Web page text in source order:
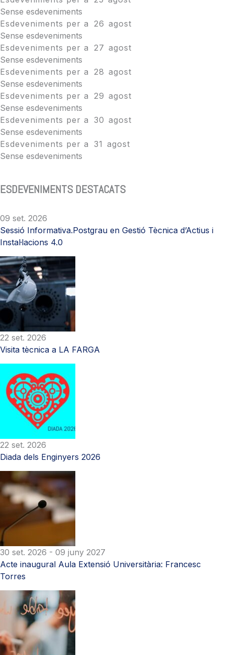
Sense esdeveniments
Esdeveniments per a
26 agost
Sense esdeveniments
Esdeveniments per a
27 agost
Sense esdeveniments
Esdeveniments per a
28 agost
Sense esdeveniments
Esdeveniments per a
29 agost
Sense esdeveniments
Esdeveniments per a 30 agost
Sense esdeveniments
Esdeveniments per a 31 agost
Sense esdeveniments
ESDEVENIMENTS DESTACATS
09 set. 2026
Sessió Informativa.Postgrau en Gestió Tècnica d’Actius i
Instal·lacions 4.0
22 set. 2026
Visita tècnica a LA FARGA
22 set. 2026
Diada dels Enginyers 2026
30 set. 2026 - 09 juny 2027
Acte inaugural Aula Extensió Universitària: Francesc
Torres